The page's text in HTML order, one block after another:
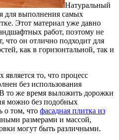
Натуральный
для выполнения самых
Этот материал уже давно
работ, поэтому не
что он отлично подходит для
как в горизонтальной, так и
то, что процесс
без использования
то же время выложить дорожки
можно без подобных
о том, что фасадная плитка из
размерами и массой,
могут быть различными.